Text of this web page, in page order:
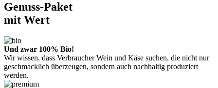
Genuss-Paket
mit Wert
Und zwar 100% Bio!
Wir wissen, dass Verbraucher Wein und Käse suchen, die nicht nur
geschmacklich überzeugen, sondern auch nachhaltig produziert
werden.